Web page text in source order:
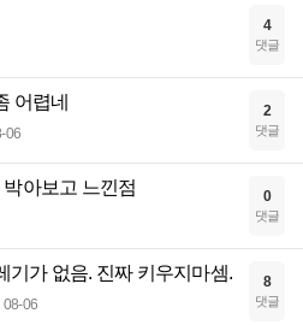
4
댓글
어렵네
06
2
댓글
아보고 느낀점 0
댓글
기가 없음. 진짜 키우지마셈.
08-06
8
댓글